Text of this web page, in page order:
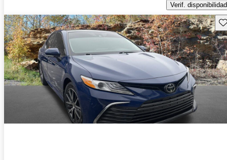
Verif. disponibilidad